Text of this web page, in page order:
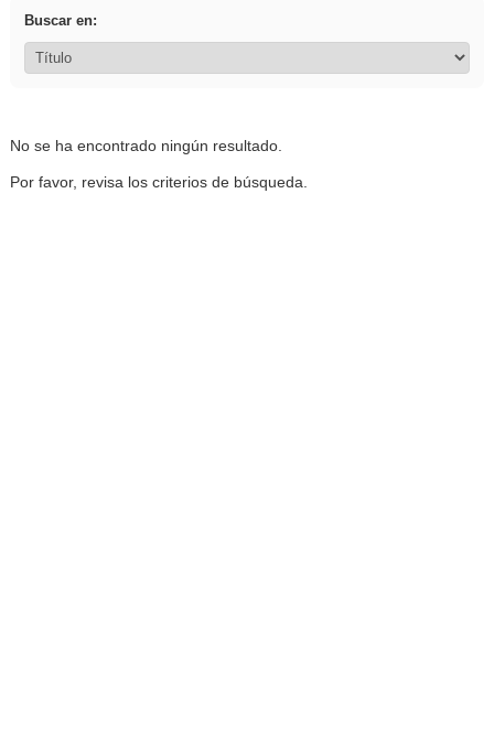
Buscar en:
No se ha encontrado ningún resultado.
Por favor, revisa los criterios de búsqueda.